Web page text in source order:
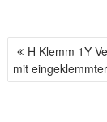
B
E
H Klemm 1Y
mit